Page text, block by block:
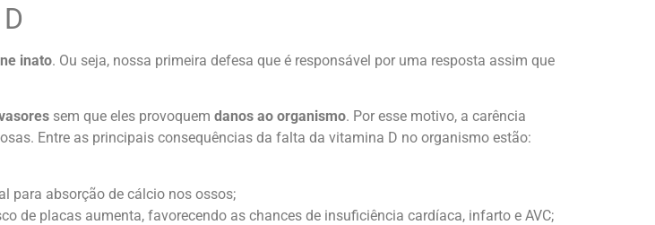
inato. Ou seja, nossa primeira defesa que é responsável por uma resposta assim que
sem que eles provoquem danos ao organismo. Por esse motivo, a carência
Entre as principais consequências da falta da vitamina D no organismo estão:
para absorção de cálcio nos ossos;
de placas aumenta, favorecendo as chances de insuficiência cardíaca, infarto e AVC;